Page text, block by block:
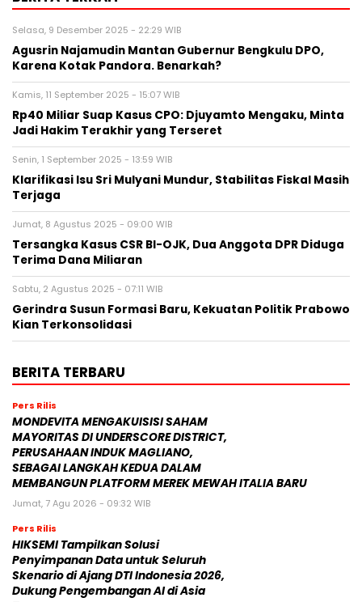
Selasa, 9 Desember 2025 - 22:29 WIB
Agusrin Najamudin Mantan Gubernur Bengkulu DPO,
Karena Kotak Pandora. Benarkah?
Kamis, 11 September 2025 - 15:07 WIB
Rp40 Miliar Suap Kasus CPO: Djuyamto Mengaku, Minta
Jadi Hakim Terakhir yang Terseret
Senin, 1 September 2025 - 13:59 WIB
Klarifikasi Isu Sri Mulyani Mundur, Stabilitas Fiskal Masih
Terjaga
Jumat, 8 Agustus 2025 - 09:00 WIB
Tersangka Kasus CSR BI-OJK, Dua Anggota DPR Diduga
Terima Dana Miliaran
Sabtu, 2 Agustus 2025 - 07:11 WIB
Gerindra Susun Formasi Baru, Kekuatan Politik Prabowo
Kian Terkonsolidasi
BERITA TERBARU
Pers Rilis
MONDEVITA MENGAKUISISI SAHAM
MAYORITAS DI UNDERSCORE DISTRICT,
PERUSAHAAN INDUK MAGLIANO,
SEBAGAI LANGKAH KEDUA DALAM
MEMBANGUN PLATFORM MEREK MEWAH ITALIA BARU
Jumat, 7 Agu 2026 - 09:32 WIB
Pers Rilis
HIKSEMI Tampilkan Solusi
Penyimpanan Data untuk Seluruh
Skenario di Ajang DTI Indonesia 2026,
Dukung Pengembangan AI di Asia